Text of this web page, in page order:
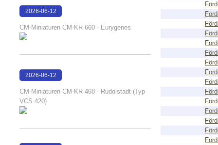
2026-06-12
CM-Miniaturen CM-KR 660 - Eurygenes
2026-06-12
CM-Miniaturen CM-KR 468 - Rudolstadt (Typ
VCS 420)